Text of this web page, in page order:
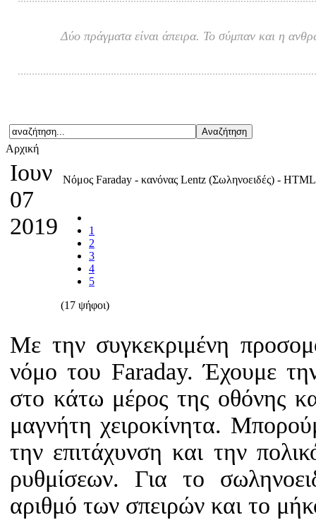
Δύο πράγματα είναι άπειρα. Το σύμπαν και η
Αρχική
Ιουν
07
2019
Νόμος Faraday - κανόνας Lentz (Σωληνοειδές) -
1
2
3
4
5
(17 ψήφοι)
Με την συγκεκριμένη
νόμο του Faraday. Έχουμε
στο κάτω μέρος της οθόνης
μαγνήτη χειροκίνητα.
την επιτάχυνση και την
ρυθμίσεων. Για το
αριθμό των σπειρών και το